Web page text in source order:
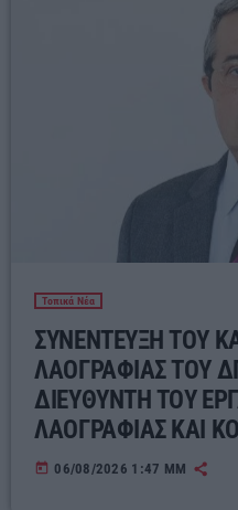
Τοπικά Νέα
ΣΥΝΕΝΤΕΥΞΗ ΤΟΥ
ΛΑΟΓΡΑΦΙΑΣ ΤΟΥ
ΔΙΕΥΘΥΝΤΗ ΤΟΥ
ΛΑΟΓΡΑΦΙΑΣ ΚΑΙ
ΑΝΘΡΩΠΟΛΟΓΙΑΣ
today 06/08/2026 1:47 ΜΜ